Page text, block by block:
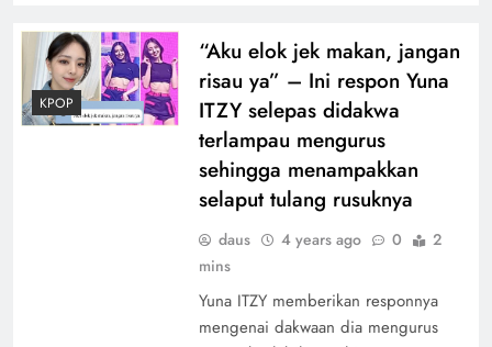
KPOP
“Aku elok jek makan, jangan
risau ya” – Ini respon Yuna
ITZY selepas didakwa
terlampau mengurus
sehingga menampakkan
selaput tulang rusuknya
daus 4 years ago 0
2
mins
Yuna ITZY memberikan responnya
mengenai dakwaan dia mengurus